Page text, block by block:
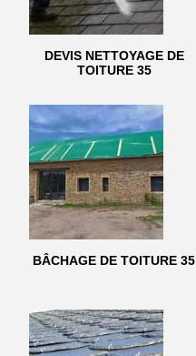
DEVIS NETTOYAGE DE
TOITURE 35
BÂCHAGE DE TOITURE 35